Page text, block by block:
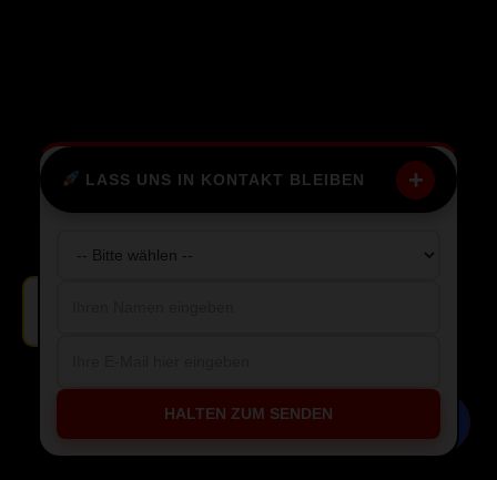
LASS UNS IN KONTAKT BLEIBEN +
HALTEN ZUM SENDEN